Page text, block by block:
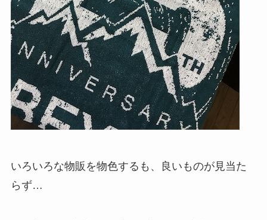
いろいろな物販を物色するも、良いものが見当た
らず…